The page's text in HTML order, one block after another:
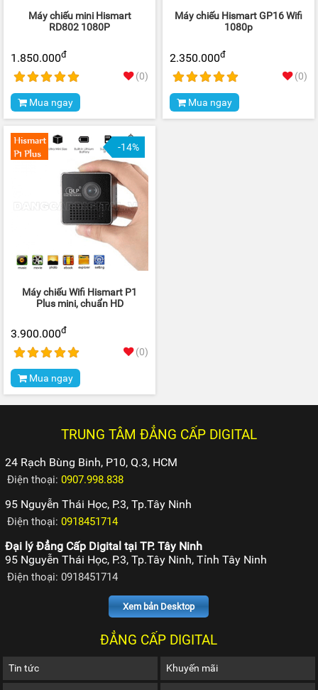
Máy chiếu mini Hismart
RD802 1080P
1.850.000đ
(0)
Mua ngay
Máy chiếu Hismart GP16 Wifi
1080p
2.350.000đ
(0)
Mua ngay
-14%
Máy chiếu Wifi Hismart P1
Plus mini, chuẩn HD
3.900.000đ
(0)
Mua ngay
TRUNG TÂM ĐẲNG CẤP DIGITAL
24 Rạch Bùng Binh, P10, Q.3, HCM
Điện thoại:0907.998.838
95 Nguyễn Thái Học, P.3, Tp.Tây Ninh
Điện thoại:0918451714
Đại lý Đẳng Cấp Digital tại TP. Tây Ninh
95 Nguyễn Thái Học, P.3, Tp.Tây Ninh, Tỉnh Tây Ninh
Điện thoại: 0918451714
Xem bản Desktop
ĐẲNG CẤP DIGITAL
Tin tức Khuyến mãi